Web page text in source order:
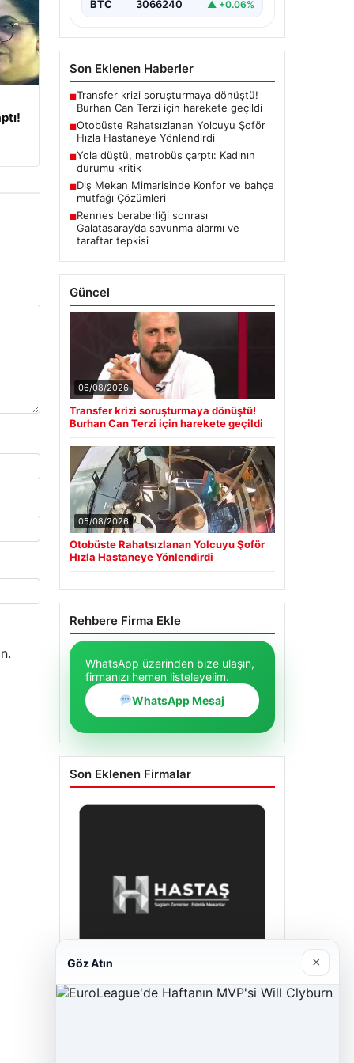
BTC 3066240 ▲ +0.06%
Son Eklenen Haberler
■Transfer krizi soruşturmaya dönüştü!
Burhan Can Terzi için harekete geçildi
■Otobüste Rahatsızlanan Yolcuyu Şoför
Hızla Hastaneye Yönlendirdi
■Yola düştü, metrobüs çarptı: Kadının
durumu kritik
■Dış Mekan Mimarisinde Konfor ve bahçe
mutfağı Çözümleri
■Rennes beraberliği sonrası
Galatasaray’da savunma alarmı ve
taraftar tepkisi
Güncel
06/08/2026
Transfer krizi soruşturmaya dönüştü!
Burhan Can Terzi için harekete geçildi
05/08/2026
Otobüste Rahatsızlanan Yolcuyu Şoför
Hızla Hastaneye Yönlendirdi
Rehbere Firma Ekle
WhatsApp üzerinden bize ulaşın,
firmanızı hemen listeleyelim.
WhatsApp Mesaj
Son Eklenen Firmalar
Göz Atın ×